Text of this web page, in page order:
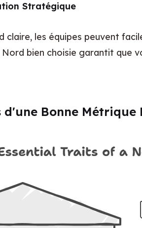
Stratégique
claire, les équipes peuvent
Nord bien choisie garantit
Bonne Métrique